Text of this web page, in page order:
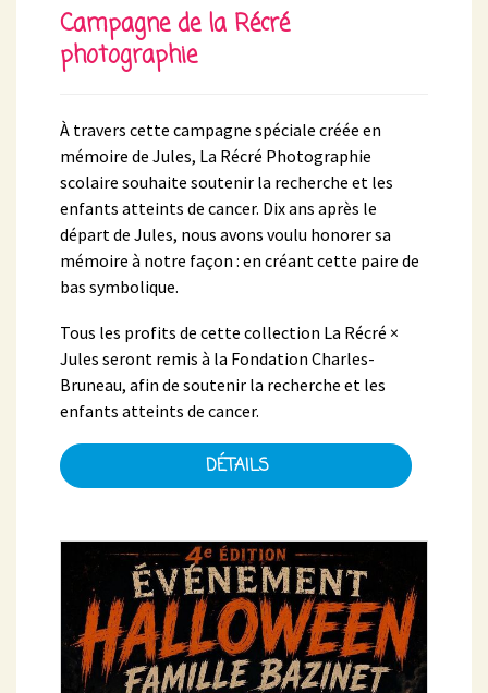
Campagne de la Récré
photographie
À travers cette campagne spéciale créée en
mémoire de Jules, La Récré Photographie
scolaire souhaite soutenir la recherche et les
enfants atteints de cancer. Dix ans après le
départ de Jules, nous avons voulu honorer sa
mémoire à notre façon : en créant cette paire de
bas symbolique.
Tous les profits de cette collection La Récré ×
Jules seront remis à la Fondation Charles-
Bruneau, afin de soutenir la recherche et les
enfants atteints de cancer.
DÉTAILS